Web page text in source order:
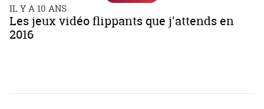
IL Y A 10 ANS
Les jeux vidéo flippants que j'attends en
2016